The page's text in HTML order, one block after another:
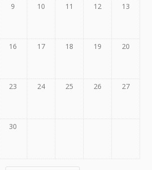
9 10 11 12 13
16 17 18 19 20
23 24 25 26 27
30